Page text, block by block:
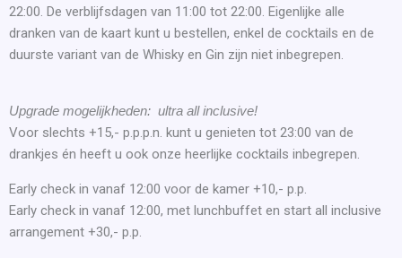
22:00. De verblijfsdagen van 11:00 tot 22:00. Eigenlijke alle
dranken van de kaart kunt u bestellen, enkel de cocktails en de
duurste variant van de Whisky en Gin zijn niet inbegrepen.
Upgrade mogelijkheden: ultra all inclusive!
Voor slechts +15,- p.p.p.n. kunt u genieten tot 23:00 van de
drankjes én heeft u ook onze heerlijke cocktails inbegrepen.
Early check in vanaf 12:00 voor de kamer +10,- p.p.
Early check in vanaf 12:00, met lunchbuffet en start all inclusive
arrangement +30,- p.p.